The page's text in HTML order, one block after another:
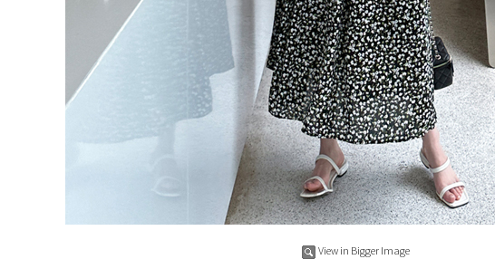
View in Bigger Image